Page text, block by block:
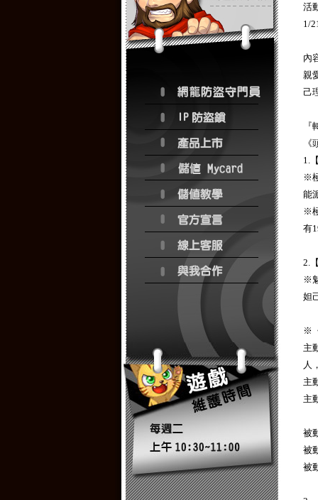
活
1/
內
親
己
《
1.
※
能
※
有
2.
※
妲
※
主
人
主
主
被
被
被